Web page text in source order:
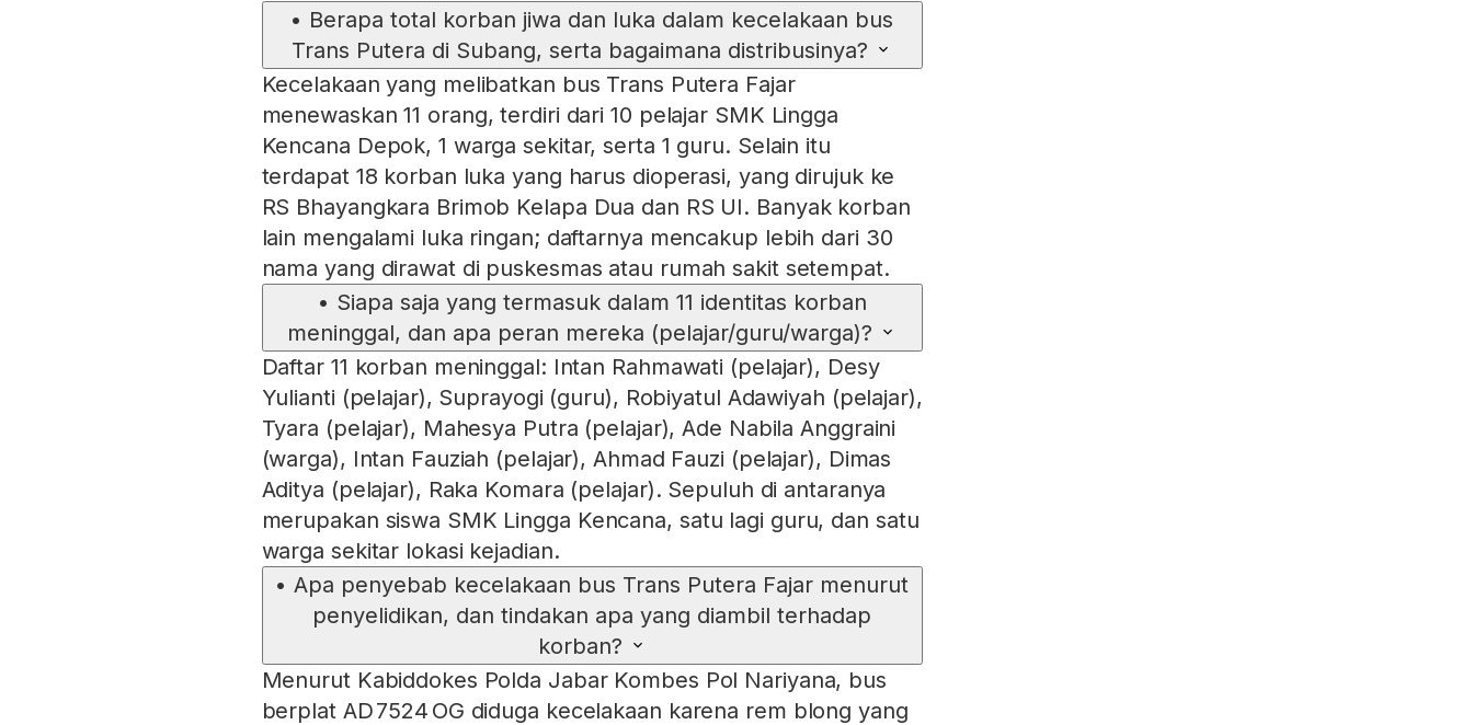
• Berapa total korban jiwa dan luka dalam kecelakaan bus
Trans Putera di Subang, serta bagaimana distribusinya?
Kecelakaan yang melibatkan bus Trans Putera Fajar
menewaskan 11 orang, terdiri dari 10 pelajar SMK Lingga
Kencana Depok, 1 warga sekitar, serta 1 guru. Selain itu
terdapat 18 korban luka yang harus dioperasi, yang dirujuk ke
RS Bhayangkara Brimob Kelapa Dua dan RS UI. Banyak korban
lain mengalami luka ringan; daftarnya mencakup lebih dari 30
nama yang dirawat di puskesmas atau rumah sakit setempat.
• Siapa saja yang termasuk dalam 11 identitas korban
meninggal, dan apa peran mereka (pelajar/guru/warga)?
Daftar 11 korban meninggal: Intan Rahmawati (pelajar), Desy
Yulianti (pelajar), Suprayogi (guru), Robiyatul Adawiyah (pelajar),
Tyara (pelajar), Mahesya Putra (pelajar), Ade Nabila Anggraini
(warga), Intan Fauziah (pelajar), Ahmad Fauzi (pelajar), Dimas
Aditya (pelajar), Raka Komara (pelajar). Sepuluh di antaranya
merupakan siswa SMK Lingga Kencana, satu lagi guru, dan satu
warga sekitar lokasi kejadian.
• Apa penyebab kecelakaan bus Trans Putera Fajar menurut
penyelidikan, dan tindakan apa yang diambil terhadap
korban?
Menurut Kabiddokes Polda Jabar Kombes Pol Nariyana, bus
berplat AD 7524 OG diduga kecelakaan karena rem blong yang